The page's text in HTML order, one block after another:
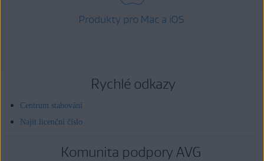
Produkty pro Mac a iOS
Rychlé odkazy
Centrum stahování
Najít licenční číslo
Komunita podpory AVG